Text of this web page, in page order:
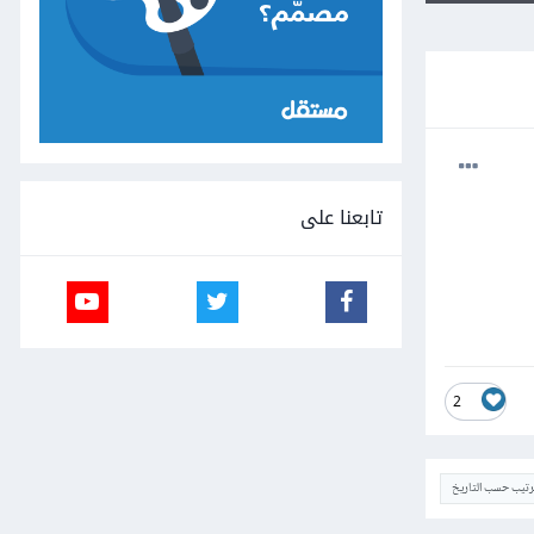
2
حسب التاريخ
تابعنا على